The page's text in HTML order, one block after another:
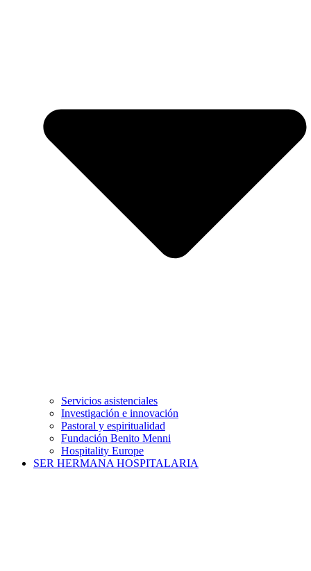
Servicios asistenciales
Investigación e innovación
Pastoral y espiritualidad
Fundación Benito Menni
Hospitality Europe
SER HERMANA HOSPITALARIA